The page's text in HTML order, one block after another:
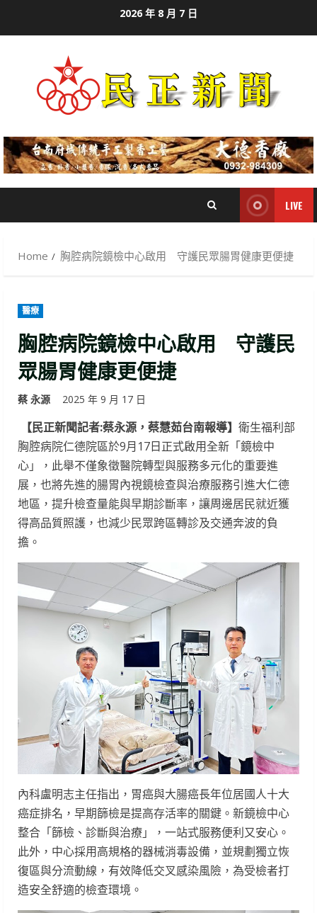
2026 年 8 月 7 日
LIVE
Home 胸腔病院鏡檢中心啟用 守護民眾腸胃健康更便捷
醫療
胸腔病院鏡檢中心啟用 守護民
眾腸胃健康更便捷
蔡 永源 2025 年 9 月 17 日
【民正新聞記者:蔡永源，蔡慧茹台南報導】 衛生福利部
胸腔病院仁德院區於9月17日正式啟用全新「鏡檢中
心」，此舉不僅象徵醫院轉型與服務多元化的重要進
展，也將先進的腸胃內視鏡檢查與治療服務引進大仁德
地區，提升檢查量能與早期診斷率，讓周邊居民就近獲
得高品質照護，也減少民眾跨區轉診及交通奔波的負
擔。
內科盧明志主任指出，胃癌與大腸癌長年位居國人十大
癌症排名，早期篩檢是提高存活率的關鍵。新鏡檢中心
整合「篩檢、診斷與治療」，一站式服務便利又安心。
此外，中心採用高規格的器械消毒設備，並規劃獨立恢
復區與分流動線，有效降低交叉感染風險，為受檢者打
造安全舒適的檢查環境。